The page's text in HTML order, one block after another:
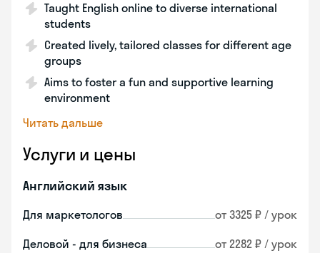
Taught English online to diverse international
students
Created lively, tailored classes for different age
groups
Aims to foster a fun and supportive learning
environment
Читать дальше
Услуги и цены
Английский язык
Для маркетологов от 3325 ₽ / урок
Деловой - для бизнеса от 2282 ₽ / урок